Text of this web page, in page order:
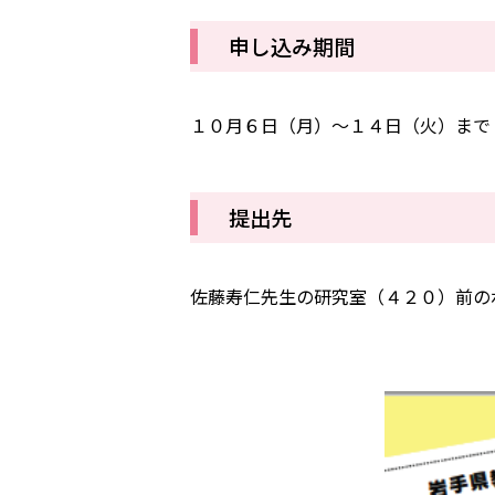
申し込み期間
１０月６日（月）～１４日（火）まで
提出先
佐藤寿仁先生の研究室（４２０）前